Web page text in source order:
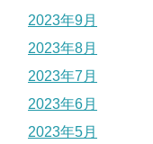
2023年9月
2023年8月
2023年7月
2023年6月
2023年5月